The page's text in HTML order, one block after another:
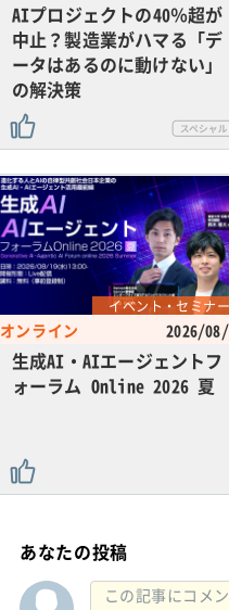
AIプロジェクトの40％超が
中止？製造業がハマる「デ
ータはあるのに動けない」
の解決策
イベント・セミナー
オンライン 2026/
生成AI・AIエージェントフ
ォーラム Online 2026 夏
あなたの投稿